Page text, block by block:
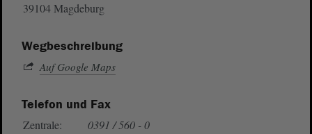
39104 Magdeburg
Wegbeschreibung
Auf Google Maps
Telefon und Fax
Zentrale:
0391 / 560 - 0